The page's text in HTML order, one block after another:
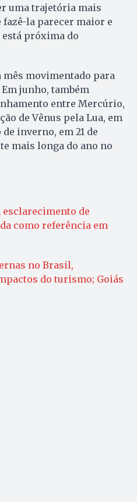
uma trajetória mais
fazê-la parecer maior e
próxima do
mês movimentado para
junho, também
entre Mercúrio,
de Vênus pela Lua, em
inverno, em 21 de
mais longa do ano no
de
como referência em
no Brasil,
do turismo; Goiás